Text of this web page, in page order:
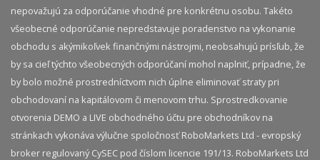
nepovažujú za odporúčanie vhodné pre konkrétnu osobu. Takéto
všeobecné odporúčanie nepredstavuje poradenstvo na vykonanie
obchodu s akýmikoľvek finančnými nástrojmi, neobsahujú prísľub, že
by sa cieľ týchto všeobecných odporúčaní mohol naplniť, prípadne, že
by bolo možné prostredníctvom nich úplne eliminovať straty pri
obchodovaní na kapitálovom či menovom trhu. Sprostredkovanie
otvorenia DEMO a LIVE obchodného účtu pre obchodníkov na
stránkach vykonáva výlučne spoločnosť RoboMarkets Ltd - evropský
broker regulovaný CySEC pod číslom licencie 191/13. RoboMarkets Ltd